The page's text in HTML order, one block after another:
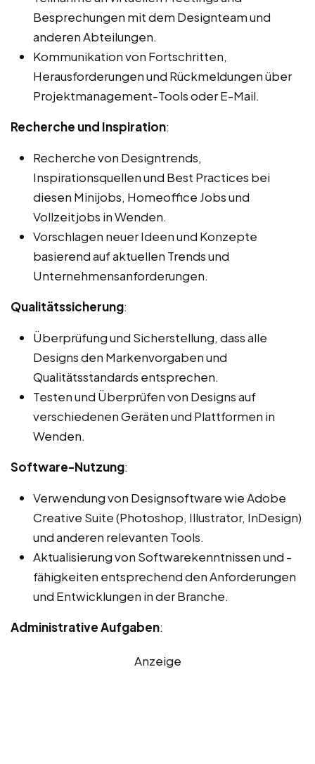
Besprechungen mit dem Designteam und
anderen Abteilungen.
Kommunikation von Fortschritten,
Herausforderungen und Rückmeldungen über
Projektmanagement-Tools oder E-Mail.
Recherche und Inspiration:
Recherche von Designtrends,
Inspirationsquellen und Best Practices bei
diesen Minijobs, Homeoffice Jobs und
Vollzeitjobs in Wenden.
Vorschlagen neuer Ideen und Konzepte
basierend auf aktuellen Trends und
Unternehmensanforderungen.
Qualitätssicherung:
Überprüfung und Sicherstellung, dass alle
Designs den Markenvorgaben und
Qualitätsstandards entsprechen.
Testen und Überprüfen von Designs auf
verschiedenen Geräten und Plattformen in
Wenden.
Software-Nutzung:
Verwendung von Designsoftware wie Adobe
Creative Suite (Photoshop, Illustrator, InDesign)
und anderen relevanten Tools.
Aktualisierung von Softwarekenntnissen und -
fähigkeiten entsprechend den Anforderungen
und Entwicklungen in der Branche.
Administrative Aufgaben:
Anzeige